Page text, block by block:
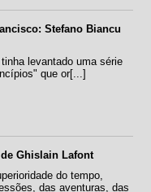
Stefano Biancu
levantado uma série
que or[...]
Ghislain Lafont
do tempo,
das aventuras, das